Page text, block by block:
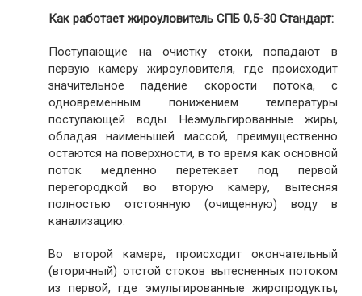
Как работает жироуловитель СПБ 0,5-30 Стандарт:
Поступающие на очистку стоки, попадают в
первую камеру жироуловителя, где происходит
значительное падение скорости потока, с
одновременным понижением температуры
поступающей воды. Неэмульгированные жиры,
обладая наименьшей массой, преимущественно
остаются на поверхности, в то время как основной
поток медленно перетекает под первой
перегородкой во вторую камеру, вытесняя
полностью отстоянную (очищенную) воду в
канализацию.
Во второй камере, происходит окончательный
(вторичный) отстой стоков вытесненных потоком
из первой, где эмульгированные жиропродукты,